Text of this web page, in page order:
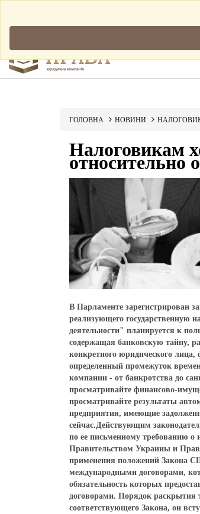
ГОЛОВНА НОВИНИ
Налоговикам
относительно
В Парламенте зарегистрирован
реализующего государственную
деятельности" планируется к
содержащая банковскую тайну,
конкретного юридического лица,
определенный промежуток
компании - от банкротства до
просматривайте финансово-
просматривайте результаты
предприятия, имеющие
сейчас.Действующим
по ее письменному требованию о
Правительством Украины и
применения положений Закона
международными договорами,
обязательность которых
договорами. Порядок
соответствующего Закона, он